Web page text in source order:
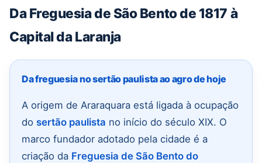
Da Freguesia de São Bento de 1817 à
Capital da Laranja
Da freguesia no sertão paulista ao agro de hoje
A origem de Araraquara está ligada à ocupação
do sertão paulista no início do século XIX. O
marco fundador adotado pela cidade é a
criação da Freguesia de São Bento do